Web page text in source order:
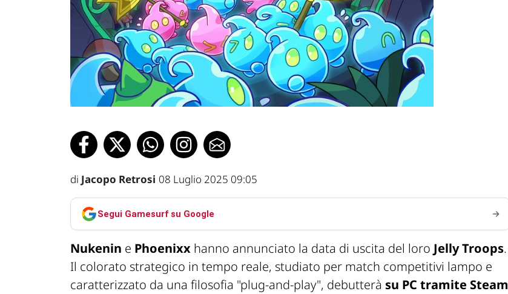
di Jacopo Retrosi 08 Luglio 2025 09:05
Segui Gamesurf su Google
Nukenin e Phoenixx hanno annunciato la data di uscita del loro Jelly Troops.
Il colorato strategico in tempo reale, studiato per match competitivi lampo e
caratterizzato da una filosofia "plug-and-play", debutterà su PC tramite Steam